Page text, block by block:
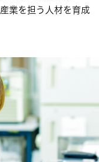
業を担う人材を育成